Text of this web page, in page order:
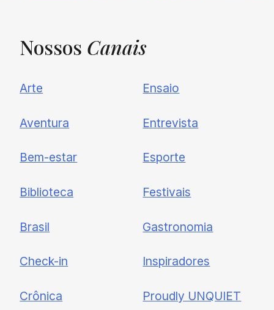
UNQUIET
Newsletter
nossas novidades.
Nossos Canais
Arte
Aventura
Bem-estar
Biblioteca
Brasil
Check-in
Crônica
Ensaio
Entrevista
Esporte
Festivais
Gastronomia
Inspiradores
Proudly UNQUIET